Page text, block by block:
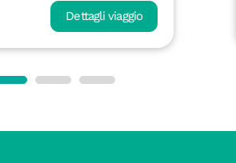
Dettagli viaggio